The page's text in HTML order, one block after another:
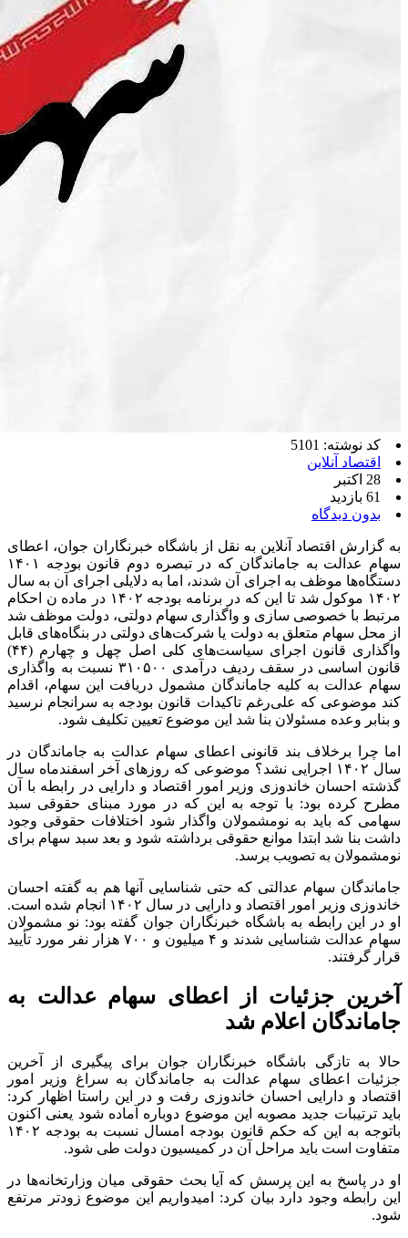
کد نوشته: 5101
اقتصاد آنلاین
28 اکتبر
61 بازدید
بدون دیدگاه
به گزارش اقتصاد آنلاین به نقل از باشگاه خبرنگاران جوان، اعطای
سهام عدالت به جاماندگان که در تبصره دوم قانون بودجه ۱۴۰۱
دستگاه‌ها موظف به اجرای آن شدند، اما به دلایلی اجرای آن به سال
۱۴۰۲ موکول شد تا این که در برنامه بودجه ۱۴۰۲ در ماده ن احکام
مرتبط با خصوصی سازی و واگذاری سهام دولتی، دولت موظف شد
از محل سهام متعلق به دولت یا شرکت‌های دولتی در بنگاه‌های قابل
واگذاری قانون اجرای سیاست‌های کلی اصل چهل و چهارم (۴۴)
قانون اساسی در سقف ردیف درآمدی ۳۱۰۵۰۰ نسبت به واگذاری
سهام عدالت به کلیه جاماندگان مشمول دریافت این سهام، اقدام
کند موضوعی که علی‌رغم تاکیدات قانون بودجه به سرانجام نرسید
و بنابر وعده مسئولان بنا شد این موضوع تعیین تکلیف شود.
اما چرا برخلاف بند قانونی اعطای سهام عدالت به جاماندگان در
سال ۱۴۰۲ اجرایی نشد؟ موضوعی که روزهای آخر اسفندماه سال
گذشته احسان خاندوزی وزیر امور اقتصاد و دارایی در رابطه با آن
مطرح کرده بود: با توجه به این که در مورد مبنای حقوقی سبد
سهامی که باید به نومشمولان واگذار شود اختلافات حقوقی وجود
داشت بنا شد ابتدا موانع حقوقی برداشته شود و بعد سبد سهام برای
نومشمولان به تصویب برسد.
جاماندگان سهام عدالتی که حتی شناسایی آنها هم به گفته احسان
خاندوزی وزیر امور اقتصاد و دارایی در سال ۱۴۰۲ انجام شده است.
او در این رابطه به باشگاه خبرنگاران جوان گفته بود: نو مشمولان
سهام عدالت شناسایی شدند و ۴ میلیون و ۷۰۰ هزار نفر مورد تأیید
قرار گرفتند.
آخرین جزئیات از اعطای سهام عدالت به
جاماندگان اعلام شد
حالا به تازگی باشگاه خبرنگاران جوان برای پیگیری از آخرین
جزئیات اعطای سهام عدالت به جاماندگان به سراغ وزیر امور
اقتصاد و دارایی احسان خاندوزی رفت و در این راستا اظهار کرد:
باید ترتیبات جدید مصوبه این موضوع دوباره آماده شود یعنی اکنون
باتوجه به این که حکم قانون بودجه امسال نسبت به بودجه ۱۴۰۲
متفاوت است باید مراحل آن در کمیسیون دولت طی شود.
او در پاسخ به این پرسش که آیا بحث حقوقی میان وزارتخانه‌ها در
این رابطه وجود دارد بیان کرد: امیدواریم این موضوع زودتر مرتفع
شود.